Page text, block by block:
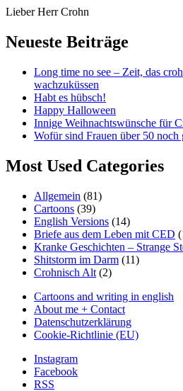
Skip
content
Lieber Herr Crohn
Neueste Beiträge
Long time no see – Zeit, das
wachzuküssen
Habt es hübsch!
Happy Halloween
Innige Weihnachtswünsche für
Wofür sind Frauen über 50 noch
Most Used Categories
Allgemein (81)
Cartoons (39)
English Versions (14)
Briefe aus dem Leben mit CED
Kranke Geschichten – Strange
Shitstorm im Darm (11)
Crohnisch Alt (2)
Cartoons and writing in english
About me + Contact
Datenschutzerklärung
Cookie-Richtlinie (EU)
Instagram
Facebook
RSS